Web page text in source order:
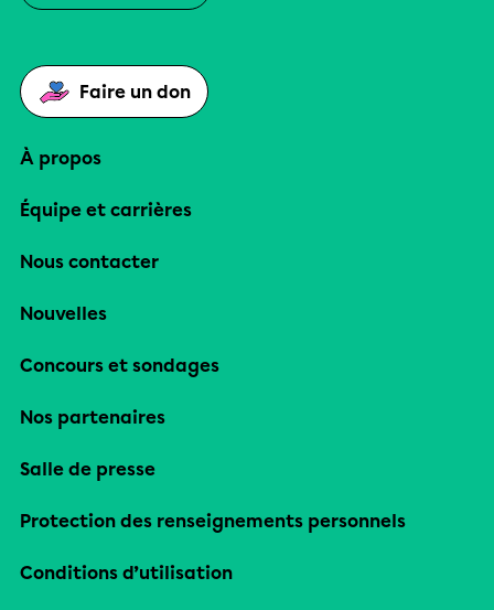
Faire un don
À propos
Équipe et carrières
Nous contacter
Nouvelles
Concours et sondages
Nos partenaires
Salle de presse
Protection des renseignements personnels
Conditions d’utilisation